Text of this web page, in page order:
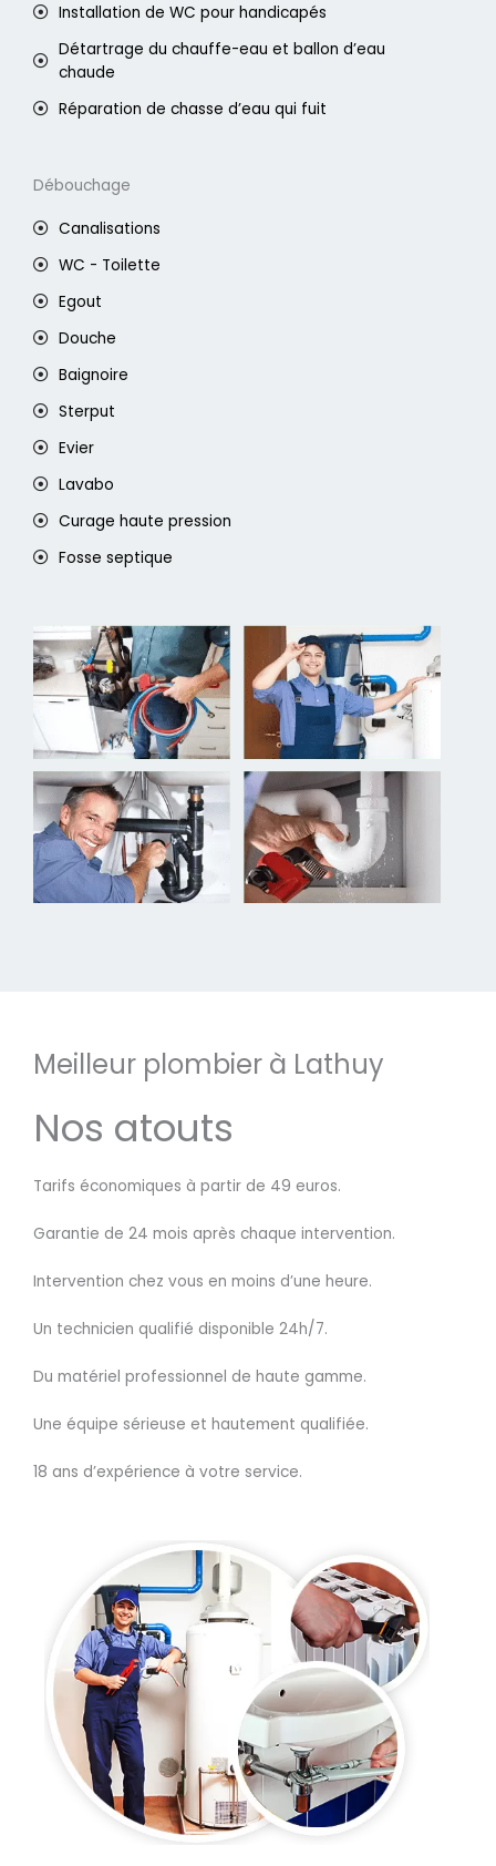
Installation de WC pour handicapés
Détartrage du chauffe-eau et ballon d’eau
chaude
Réparation de chasse d’eau qui fuit
Débouchage
Canalisations
WC - Toilette
Egout
Douche
Baignoire
Sterput
Evier
Lavabo
Curage haute pression
Fosse septique
Meilleur plombier à Lathuy
Nos atouts
Tarifs économiques à partir de 49 euros.
Garantie de 24 mois après chaque intervention.
Intervention chez vous en moins d’une heure.
Un technicien qualifié disponible 24h/7.
Du matériel professionnel de haute gamme.
Une équipe sérieuse et hautement qualifiée.
18 ans d’expérience à votre service.